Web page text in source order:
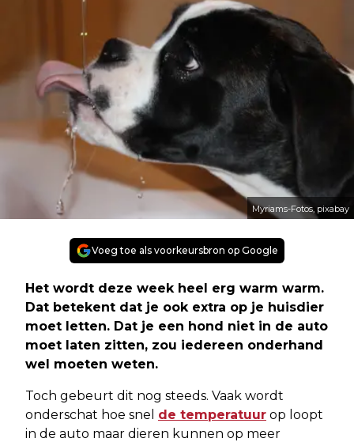
Myriams-Fotos, pixabay
Voeg toe als voorkeursbron op Google
Het wordt deze week heel erg warm warm.
Dat betekent dat je ook extra op je huisdier
moet letten. Dat je een hond niet in de auto
moet laten zitten, zou iedereen onderhand
wel moeten weten.
Toch gebeurt dit nog steeds. Vaak wordt
onderschat hoe snel de temperatuur op loopt
in de auto maar dieren kunnen op meer